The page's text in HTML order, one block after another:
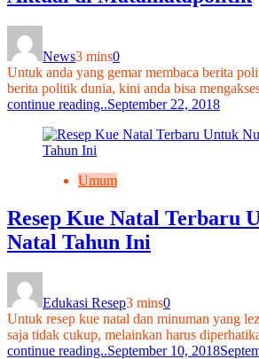
News3 mins0
Untuk anda yang gemar membaca berita
berita politik dunia, kini anda bisa
continue reading..September 22, 2018
Umum
Resep Kue Natal Terbaru
Natal Tahun Ini
Edukasi Resep3 mins0
Untuk resep kue natal dan minuman yang
saja tidak cukup, melainkan harus
continue reading..September 10, 2018